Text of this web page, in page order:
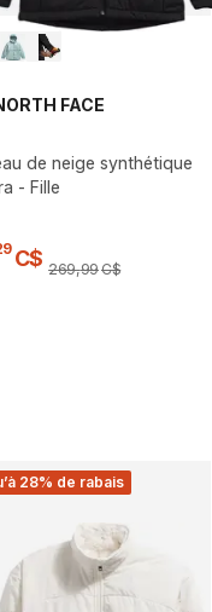
FACE
de neige synthétique
- Fille
C$ 269,99C$
28% de rabais